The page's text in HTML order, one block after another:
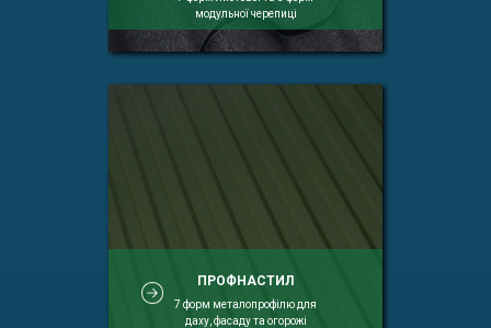
модульної черепиці
ПРОФНАСТИЛ
7 форм металопрофілю для
даху, фасаду та огорожі